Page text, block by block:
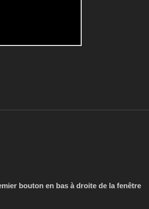
bouton en bas à droite de la fenêtre